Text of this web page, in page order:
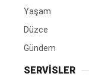
Yaşam
Düzce
Gündem
SERVİSLER